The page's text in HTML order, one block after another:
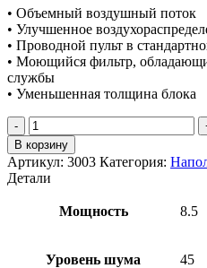
• Объемный воздушный поток
• Улучшенное
• Проводной пульт в
• Моющийся фильтр,
службы
• Уменьшенная толщина блока
Количество
товара
AERONIK
ATH30K3HI/
В корзину
Артикул: 3003 Категория:
Детали
Мощность 8.5
Уровень шума 45